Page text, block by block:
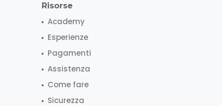
Risorse
Academy
Esperienze
Pagamenti
Assistenza
Come fare
Sicurezza